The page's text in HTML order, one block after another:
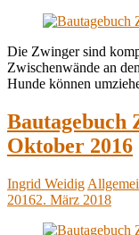
Die Zwinger sind
Zwischenwände an
Hunde können
Bautagebuch
Oktober 2016
Ingrid Weidig
20162. März 2018